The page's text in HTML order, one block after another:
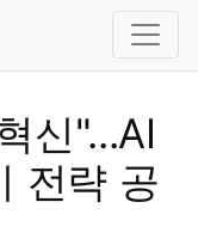
신"...AI
전략 공